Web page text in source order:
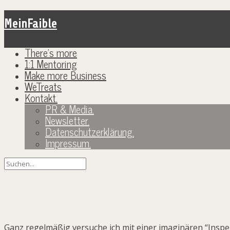
MeinFaible
There’s more
1:1 Mentoring
Make more Business
WeTreats
Kontakt.
PR & Media.
Newsletter.
Datenschutzerklärung.
Impressum.
Ganz regelmäßig versuche ich mit einer imaginären